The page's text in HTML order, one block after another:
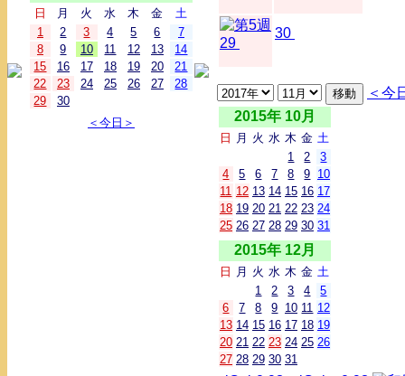
日 月 火 水 木 金
土
1
2 3 4 5 6
7
8
9 10 11 12 13
14
15
16 17 18 19 20
21
22
23 24 25 26 27
28
29
30
＜今日＞
29
30
＜今
2015年 10月
日 月 火 水 木 金 土
1
2
3
4
5 6 7 8 9 10
11 12 13 14 15 16 17
18 19 20 21 22 23 24
25 26 27 28 29 30 31
2015年 12月
日 月 火 水 木 金 土
1
2 3 4
5
6
7 8 9 10 11 12
13 14 15 16 17 18 19
20 21 22 23 24 25 26
27 28 29 30 31